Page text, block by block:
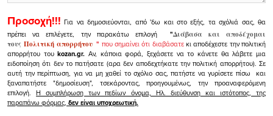
Προσοχή!!! Για να δημοσιεύονται, από 'δω και στο εξής, τα σχόλιά σας, θα
πρέπει να επιλέγετε, την παρακάτω επιλογή
"Διάβασα και αποδέχομαι
τουςΠολιτική απορρήτου" που σημαίνει ότι διαβάσατεκι αποδέχεστε την πολιτική
απορρήτου τουkozan.gr. Αν, κάποια φορά, ξεχάσετε να το κάνετε θα λάβετε μια
ειδοποίηση ότι δεν το πατήσατε (αρα δεν αποδεχτήκατε την πολιτική απορρήτου). Σε
αυτή την περίπτωση, για να μη χαθεί το σχόλιο σας, πατήστε να γυρίσετε πίσω και
ξαναπατήστε "δημοσίευση", τσεκάροντας, προηγουμένως, την προαναφερόμενη
επιλογή.Η συμπλήρωση των πεδίων όνομα, Ηλ. διεύθυνση και ιστότοπος, της
παραπάνω φόρμας, δεν είναι υποχρεωτική.